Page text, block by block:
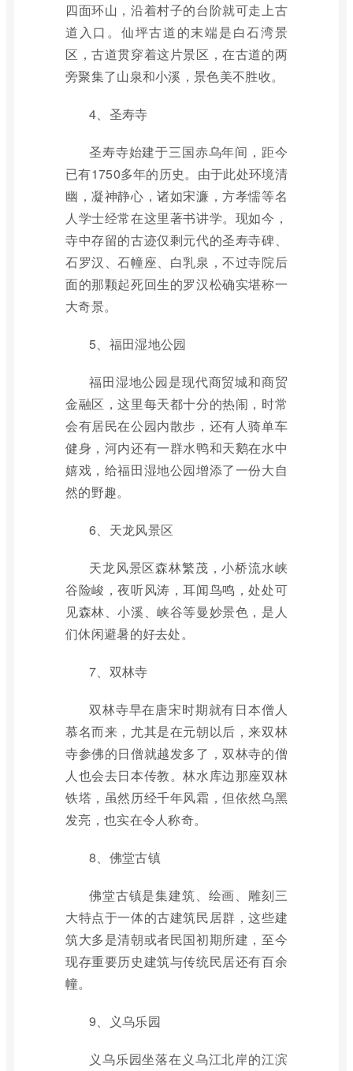
四面环山，沿着村子的台阶就可走上古
道入口。仙坪古道的末端是白石湾景
区，古道贯穿着这片景区，在古道的两
旁聚集了山泉和小溪，景色美不胜收。
4、圣寿寺
圣寿寺始建于三国赤乌年间，距今
已有1750多年的历史。由于此处环境清
幽，凝神静心，诸如宋濂，方孝懦等名
人学士经常在这里著书讲学。现如今，
寺中存留的古迹仅剩元代的圣寿寺碑、
石罗汉、石幢座、白乳泉，不过寺院后
面的那颗起死回生的罗汉松确实堪称一
大奇景。
5、福田湿地公园
福田湿地公园是现代商贸城和商贸
金融区，这里每天都十分的热闹，时常
会有居民在公园内散步，还有人骑单车
健身，河内还有一群水鸭和天鹅在水中
嬉戏，给福田湿地公园增添了一份大自
然的野趣。
6、天龙风景区
天龙风景区森林繁茂，小桥流水峡
谷险峻，夜听风涛，耳闻鸟鸣，处处可
见森林、小溪、峡谷等曼妙景色，是人
们休闲避暑的好去处。
7、双林寺
双林寺早在唐宋时期就有日本僧人
慕名而来，尤其是在元朝以后，来双林
寺参佛的日僧就越发多了，双林寺的僧
人也会去日本传教。林水库边那座双林
铁塔，虽然历经千年风霜，但依然乌黑
发亮，也实在令人称奇。
8、佛堂古镇
佛堂古镇是集建筑、绘画、雕刻三
大特点于一体的古建筑民居群，这些建
筑大多是清朝或者民国初期所建，至今
现存重要历史建筑与传统民居还有百余
幢。
9、义乌乐园
义乌乐园坐落在义乌江北岸的江滨